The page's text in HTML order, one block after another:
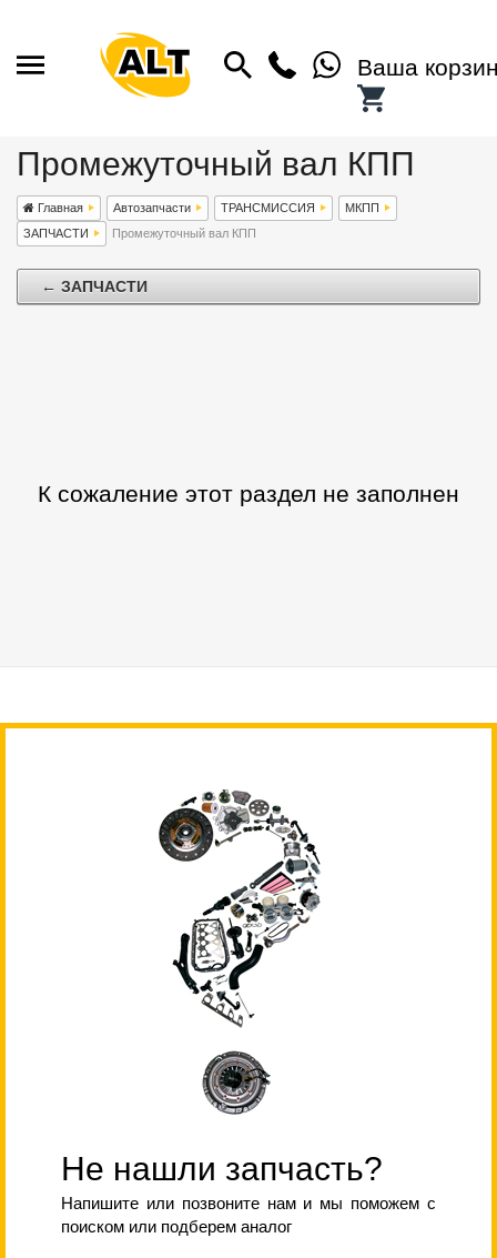
Ваша
Промежуточный вал КПП
Главная Автозапчасти ТРАНСМИССИЯ
МКПП
ЗАПЧАСТИ
Промежуточный вал КПП
← ЗАПЧАСТИ
К сожаление этот раздел не заполнен
Не нашли запчасть?
Напишите или позвоните нам и мы поможем с
поиском или подберем аналог